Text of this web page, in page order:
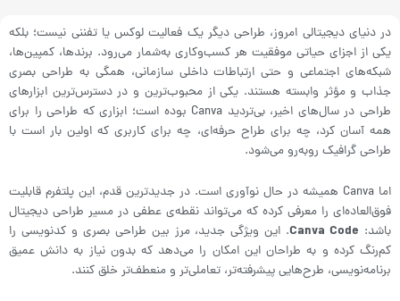
در دنیای دیجیتالی امروز، طراحی دیگر یک فعالیت لوکس یا تفننی نیست؛ بلکه
یکی از اجزای حیاتی موفقیت هر کسب‌وکاری به‌شمار می‌رود. برندها، کمپین‌ها،
شبکه‌های اجتماعی و حتی ارتباطات داخلی سازمانی، همگی به طراحی بصری
جذاب و مؤثر وابسته هستند. یکی از محبوب‌ترین و در دسترس‌ترین ابزارهای
طراحی در سال‌های اخیر، بی‌تردید Canva بوده است؛ ابزاری که طراحی را برای
همه آسان کرد، چه برای طراح حرفه‌ای، چه برای کاربری که اولین بار است با
طراحی گرافیک روبه‌رو می‌شود.
اما Canva همیشه در حال نوآوری است. در جدیدترین قدم، این پلتفرم قابلیت
فوق‌العاده‌ای را معرفی کرده که می‌تواند نقطه‌ی عطفی در مسیر طراحی دیجیتال
باشد: Canva Code. این ویژگی جدید، مرز بین طراحی بصری و کدنویسی را
کم‌رنگ کرده و به طراحان این امکان را می‌دهد که بدون نیاز به دانش عمیق
برنامه‌نویسی، طرح‌هایی پیشرفته‌تر، تعاملی‌تر و منعطف‌تر خلق کنند.